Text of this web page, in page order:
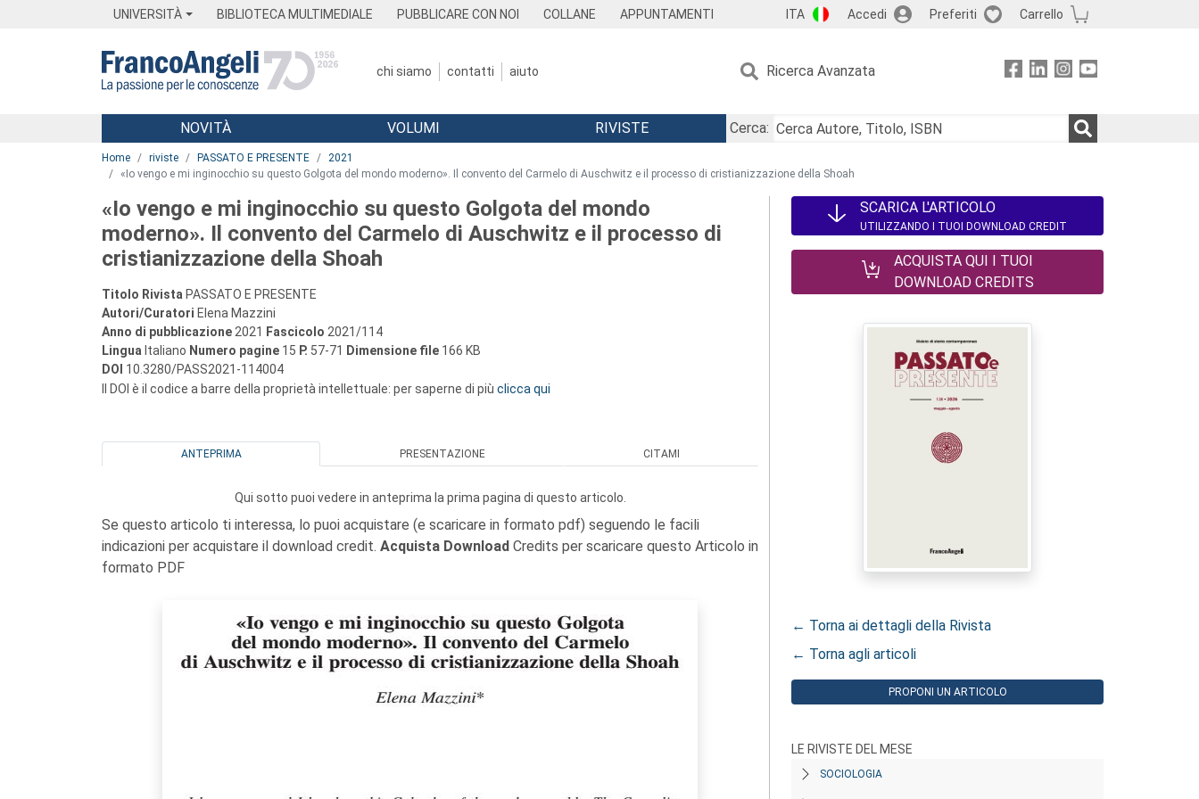
UNIVERSITÀ BIBLIOTECA MULTIMEDIALE PUBBLICARE CON NOI COLLANE APPUNTAMENTI ITA Accedi Preferiti Carrello
chi siamo contatti aiuto Ricerca Avanzata
Menu
NOVITÀ VOLUMI RIVISTE
Cerca:
Home riviste PASSATO E PRESENTE
2021
«Io vengo e mi inginocchio su questo Golgota del mondo moderno». Il convento del Carmelo di Auschwitz e il processo di cristianizzazione della Shoah
«Io vengo e mi inginocchio su questo Golgota del mondo
moderno». Il convento del Carmelo di Auschwitz e il processo di
cristianizzazione della Shoah
Titolo Rivista PASSATO E PRESENTE
Autori/Curatori Elena Mazzini
Anno di pubblicazione 2021 Fascicolo 2021/114
Lingua Italiano Numero pagine 15 P. 57-71 Dimensione file 166 KB
DOI 10.3280/PASS2021-114004
Il DOI è il codice a barre della proprietà intellettuale: per saperne di più clicca qui
ANTEPRIMA PRESENTAZIONE CITAMI
Qui sotto puoi vedere in anteprima la prima pagina di questo articolo.
Se questo articolo ti interessa, lo puoi acquistare (e scaricare in formato pdf) seguendo le facili
indicazioni per acquistare il download credit. Acquista Download Credits per scaricare questo Articolo in
formato PDF
SCARICA L'ARTICOLO
UTILIZZANDO I TUOI DOWNLOAD CREDIT
ACQUISTA QUI I TUOI
DOWNLOAD CREDITS
← Torna ai dettagli della Rivista
← Torna agli articoli
PROPONI UN ARTICOLO
LE RIVISTE DEL MESE
SOCIOLOGIA